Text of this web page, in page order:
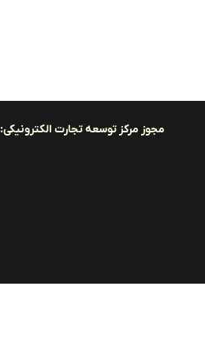
مجوز مرکز توسعه تجارت الکترونیکی: